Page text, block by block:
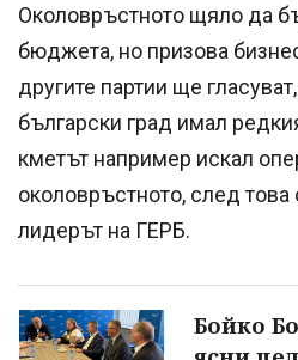
Околовръстното щяло да
бюджета, но призова
другите партии ще
български град имал
кметът например искал
околовръстното, след това
лидерът на ГЕРБ.
Бойко